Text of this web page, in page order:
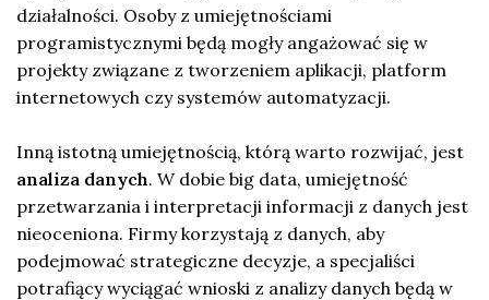
działalności. Osoby z umiejętnościami
programistycznymi będą mogły angażować się w
projekty związane z tworzeniem aplikacji, platform
internetowych czy systemów automatyzacji.
Inną istotną umiejętnością, którą warto rozwijać, jest
analiza danych. W dobie big data, umiejętność
przetwarzania i interpretacji informacji z danych jest
nieoceniona. Firmy korzystają z danych, aby
podejmować strategiczne decyzje, a specjaliści
potrafiący wyciągać wnioski z analizy danych będą w